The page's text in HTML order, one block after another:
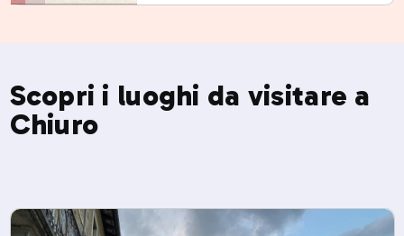
Scopri i luoghi da visitare a
Chiuro